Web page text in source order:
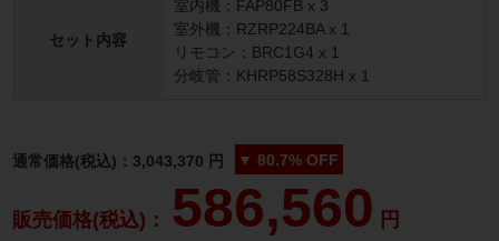
セット内容
室内機：FAP80FB x 3
室外機：RZRP224BA x 1
リモコン：BRC1G4 x 1
分岐管：KHRP58S328H x 1
通常価格(税込)： 3,043,370 円 ▼ 80.7% OFF
販売価格(税込)： 586,560 円